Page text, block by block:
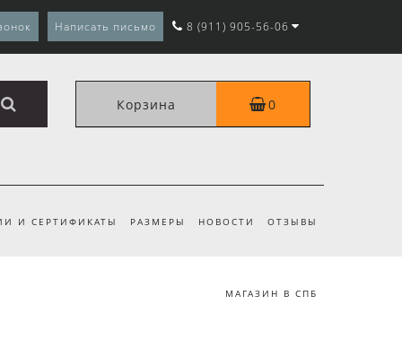
Написать письмо 8 (911) 905-56-06
Корзина 0
И СЕРТИФИКАТЫ РАЗМЕРЫ НОВОСТИ ОТЗЫВЫ
МАГАЗИН В СПБ